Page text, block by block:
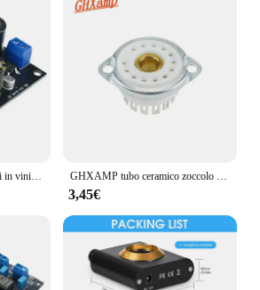
a stable and reliable internet
customers, this amplifier is the
performance and property are
that your network stays strong
in areas with weak signals.
you can enjoy a seamless
without the frustration of
or slow speeds.
SOTAMIA Lettore di dischi in vinile Preamplificatore Scheda audio MM MC Amplificatore fono Giradischi Preamplificatore Alimentazione singola Amplificatori fai da te GHXAMP tubo ceramico zoccolo SZ-8 YS30-3 tubo bagliore Base fluorescente supporto valvola Lampstand 13-Pin Audio amplificatore parti 1pc
3,45€